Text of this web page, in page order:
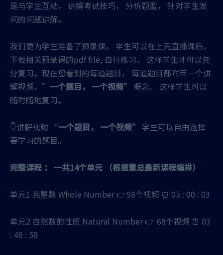
是与学生互动， 讲解考试技巧， 分析题型， 针对学生发
问的问题讲解。
我们更为学生准备了预录课。 学生可以在上完直播课后，
下载相关预录课的pdf file, 自行练习。 这样学生才可以充
分复习。现在您看到的每道题目， 每道题目都附带一个讲
解视频，” 一个题目， 一个视频” 概念。 这样学生可以
随时随地复习。
👇讲解视频 “一个题目， 一个视频” 学生可以自由选择
要学习的题目。
完整课程 ： 一共14个单元 （根据董总最新课程编排）
单元1 完整数 Whole Number 👉98个视频 ⏰ 05 : 00 : 03
单元2 自然数的性质 Natural Number 👉 68个视频 ⏰ 03
: 46 : 58